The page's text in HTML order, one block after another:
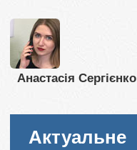
Анастасія Сергієнко
Актуальне